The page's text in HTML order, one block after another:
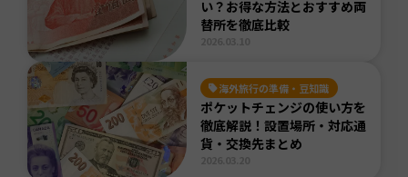
い？お得な方法とおすすめ両
替所を徹底比較
海外旅行の準備・豆知識
ポケットチェンジの使い方を
徹底解説！設置場所・対応通
貨・交換先まとめ